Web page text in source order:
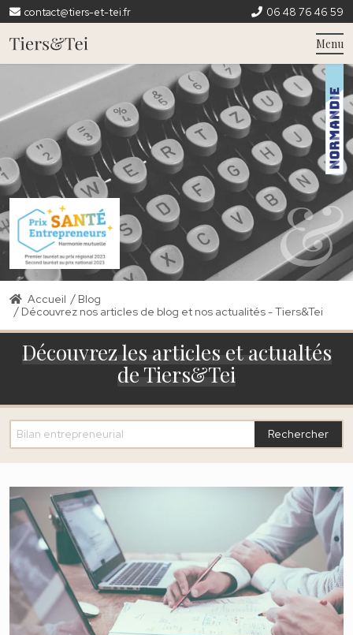
contact@tiers-et-tei.fr 06 48 76 46 59
Menu
Accueil / Blog
/ Découvrez nos articles de blog et nos actualités - Tiers&Tei
Découvrez les articles et actualtés
de Tiers&Tei
Rechercher